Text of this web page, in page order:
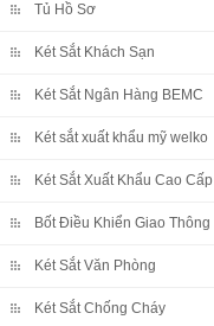
Tủ Hồ Sơ
Két Sắt Khách Sạn
Két Sắt Ngân Hàng BEMC
Két sắt xuất khẩu mỹ welko
Két Sắt Xuất Khẩu Cao Cấp
Bốt Điều Khiển Giao Thông
Két Sắt Văn Phòng
Két Sắt Chống Cháy